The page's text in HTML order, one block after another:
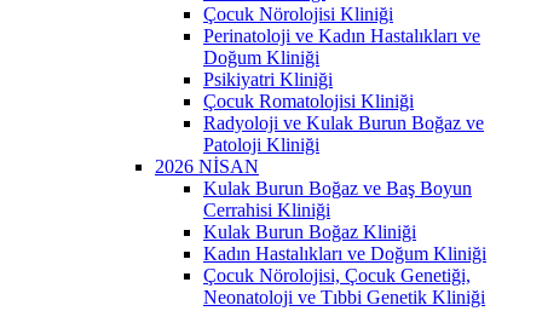
Çocuk Nörolojisi Kliniği
Perinatoloji ve Kadın Hastalıkları ve
Doğum Kliniği
Psikiyatri Kliniği
Çocuk Romatolojisi Kliniği
Radyoloji ve Kulak Burun Boğaz ve
Patoloji Kliniği
2026 NİSAN
Kulak Burun Boğaz ve Baş Boyun
Cerrahisi Kliniği
Kulak Burun Boğaz Kliniği
Kadın Hastalıkları ve Doğum Kliniği
Çocuk Nörolojisi, Çocuk Genetiği,
Neonatoloji ve Tıbbi Genetik Kliniği